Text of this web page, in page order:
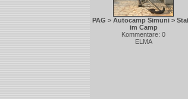
PAG > Autocamp Simuni >
im Camp
Kommentare: 0
ELMA